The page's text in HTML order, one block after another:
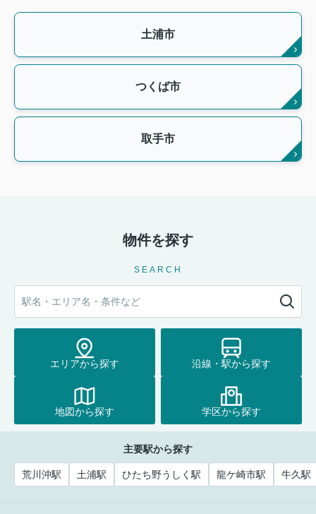
土浦市
つくば市
取手市
物件を探す
SEARCH
エリアから探す 沿線・駅から探す
地図から探す 学区から探す
主要駅から探す
荒川沖駅 土浦駅 ひたち野うしく駅 龍ケ崎市駅 牛久駅